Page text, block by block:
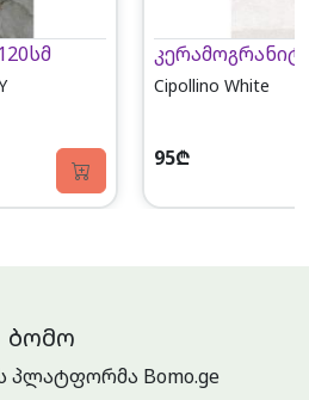
Cipollino White
95₾
ᲑᲝᲛᲝ
პლატფორმა Bomo.ge